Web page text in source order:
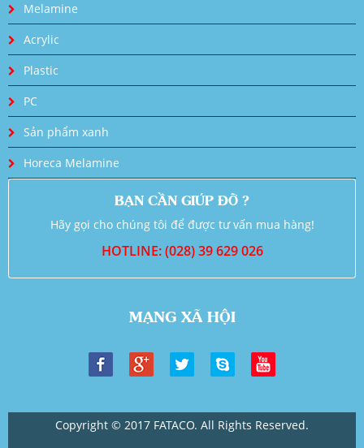
Melamine
Acrylic
Plastic
PC
Sản phẩm xanh
Horeca Melamine
BẠN CẦN GIÚP ĐỠ ?
Hãy gọi cho chúng tôi để được tư vấn mua hàng!
HOTLINE: (028) 39 629 026
MẠNG XÃ HỘI
Copyright © 2017 FATACO. All Rights Reserved.